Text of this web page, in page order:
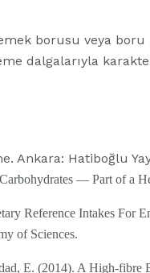
borusu veya
dalgalarıyla
Ankara: Hatiboğlu
— Part of a
Reference Intakes For
of Sciences.
E. (2014). A High-fibre